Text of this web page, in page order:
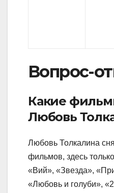
Вопрос-
Какие
Любовь
Любовь Толкалина
фильмов, здесь
«Вий», «Звезда»,
«Любовь и голуби»,